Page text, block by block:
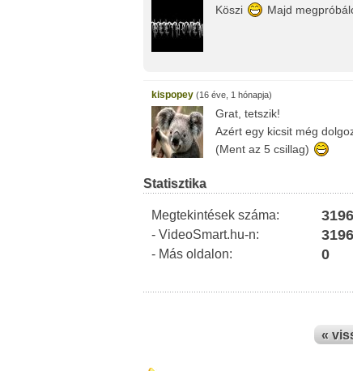
Köszi Majd
kispopey (16 éve, 1 hónapja)
Grat, tetszik!
Azért egy kicsit még
(Ment az 5 csillag)
Statisztika
Megtekintések száma: 3196
- VideoSmart.hu-n: 3196
- Más oldalon: 0
«